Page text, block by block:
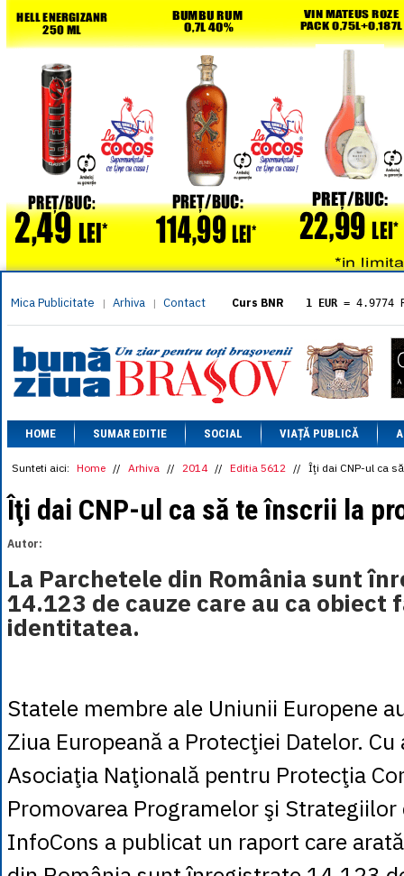
Mica Publicitate | Arhiva | Contact Curs BNR 1 EUR = 4.9774
= 5.8304
1 XAU= 464.4611
1 AED= 1.1933
1 AUD= 2.7957
1 BGN= 2.5449
1 CAD= 3.1559
1 CHF= 5.2813
1 CNY = 0.6015
1 DKK = 0.6668
1 EGP
= 0.0860
1 KRW
= 0.3047
1 MDL
= 0.2538
1 MXN= 0.2227
1 SEK= 0.4526
1 UAH = 0.1048
1 ZAR= 0.2318
HOME SUMAR EDITIE SOCIAL VIAȚĂ PUBLICĂ
Sunteti aici: Home // Arhiva // 2014 // Editia 5612 // Îţi dai CNP-ul ca
Îţi dai CNP-ul ca să te înscrii la
Autor:
La Parchetele din România sunt
14.123 de cauze care au ca obiect
identitatea.
Statele membre ale Uniunii Europene
Ziua Europeană a Protecţiei Datelor. Cu
Asociaţia Naţională pentru Protecţia
Promovarea Programelor şi
InfoCons a publicat un raport care